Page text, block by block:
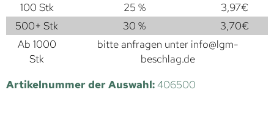
100 Stk
25 % 3,97€
500+ Stk
30 % 3,70€
Ab 1000
Stk
bitte anfragen unter info@lgm-
beschlag.de
Artikelnummer der Auswahl:406500